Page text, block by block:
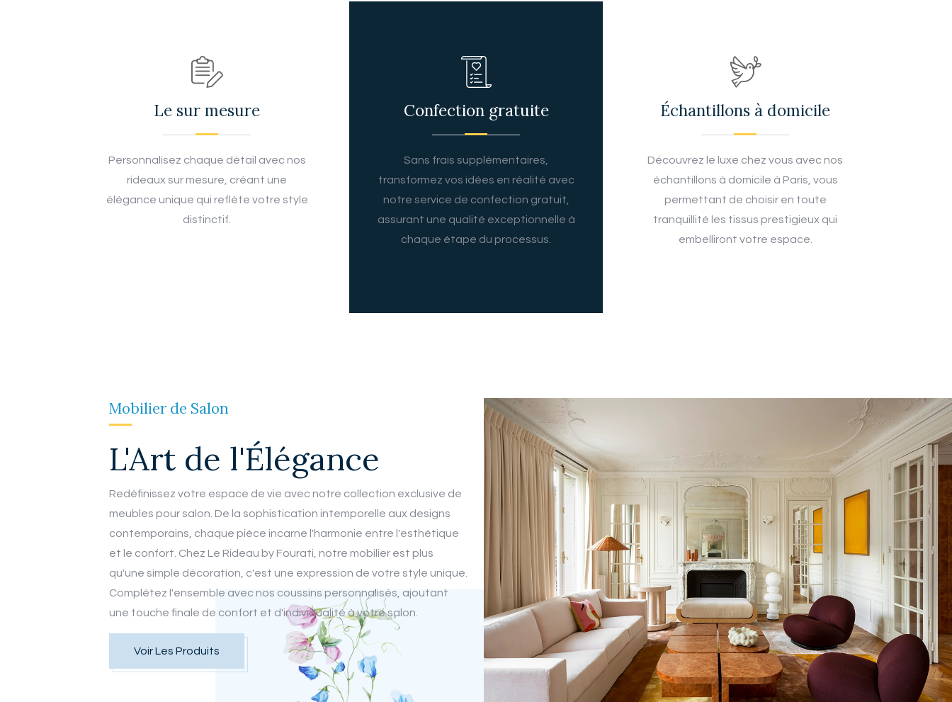
Le sur mesure
Personnalisez chaque détail avec nos
rideaux sur mesure, créant une
élégance unique qui reflète votre style
distinctif.
Confection gratuite
Sans frais supplémentaires,
transformez vos idées en réalité avec
notre service de confection gratuit,
assurant une qualité exceptionnelle à
chaque étape du processus.
Échantillons à domicile
Découvrez le luxe chez vous avec nos
échantillons à domicile à Paris, vous
permettant de choisir en toute
tranquillité les tissus prestigieux qui
embelliront votre espace.
Mobilier de Salon
L'Art de l'Élégance
Redéfinissez votre espace de vie avec notre collection exclusive de
meubles pour salon. De la sophistication intemporelle aux designs
contemporains, chaque pièce incarne l'harmonie entre l'esthétique
et le confort. Chez Le Rideau by Fourati, notre mobilier est plus
qu'une simple décoration, c'est une expression de votre style unique.
Complétez l'ensemble avec nos coussins personnalisés, ajoutant
une touche finale de confort et d'individualité à votre salon.
Voir Les Produits